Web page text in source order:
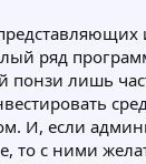
ряд
понзи лишь
И, если
то с ними